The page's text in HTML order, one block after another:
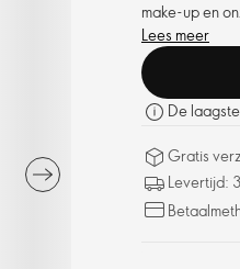
make-up en
Lees meer
De
Gratis
Levertijd: